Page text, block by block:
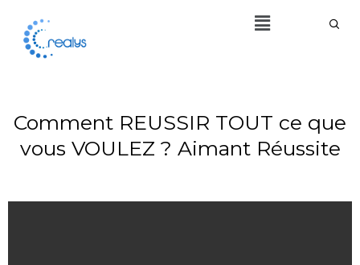
contenu
Menu
Comment REUSSIR TOUT ce que
vous VOULEZ ? Aimant Réussite